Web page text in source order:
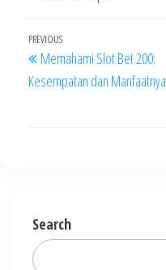
Post
navigation
Previous
Post
PREVIOUS
Memahami Slot Bet 200:
Kesempatan dan Manfaatnya
Search